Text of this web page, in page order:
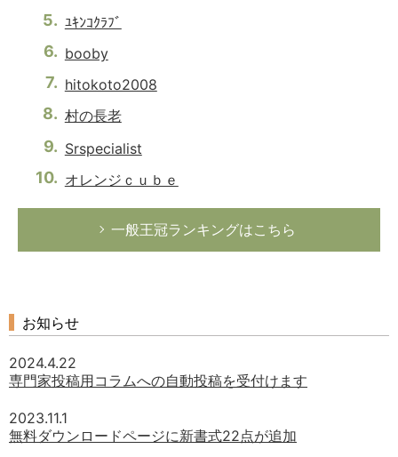
ﾕｷﾝｺｸﾗﾌﾞ
booby
hitokoto2008
村の長老
Srspecialist
オレンジｃｕｂｅ
一般王冠ランキングはこちら
お知らせ
2024.4.22
専門家投稿用コラムへの自動投稿を受付けます
2023.11.1
無料ダウンロードページに新書式22点が追加